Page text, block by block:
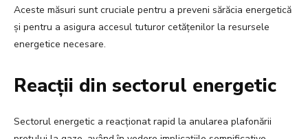
Aceste măsuri sunt cruciale pentru a preveni sărăcia energetică
și pentru a asigura accesul tuturor cetățenilor la resursele
energetice necesare.
Reacții din sectorul energetic
Sectorul energetic a reacționat rapid la anularea plafonării